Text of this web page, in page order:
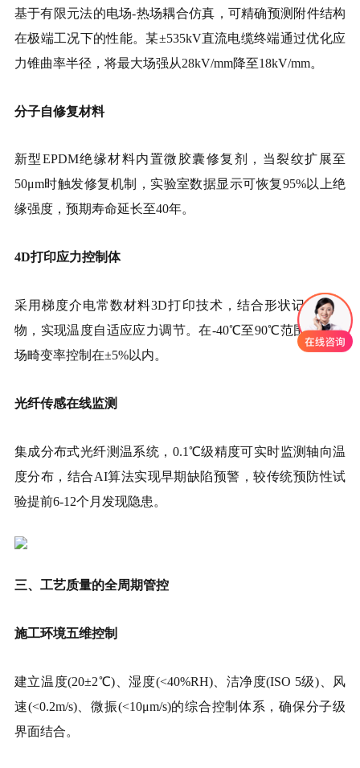
基于有限元法的电场-热场耦合仿真，可精确预测附件结构
在极端工况下的性能。某±535kV直流电缆终端通过优化应
力锥曲率半径，将最大场强从28kV/mm降至18kV/mm。
分子自修复材料
新型EPDM绝缘材料内置微胶囊修复剂，当裂纹扩展至
50μm时触发修复机制，实验室数据显示可恢复95%以上绝
缘强度，预期寿命延长至40年。
4D打印应力控制体
采用梯度介电常数材料3D打印技术，结合形状记忆聚合
物，实现温度自适应应力调节。在-40℃至90℃范围内，电
场畸变率控制在±5%以内。
光纤传感在线监测
集成分布式光纤测温系统，0.1℃级精度可实时监测轴向温
度分布，结合AI算法实现早期缺陷预警，较传统预防性试
验提前6-12个月发现隐患。
三、工艺质量的全周期管控
施工环境五维控制
建立温度(20±2℃)、湿度(<40%RH)、洁净度(ISO 5级)、风
速(<0.2m/s)、微振(<10μm/s)的综合控制体系，确保分子级
界面结合。